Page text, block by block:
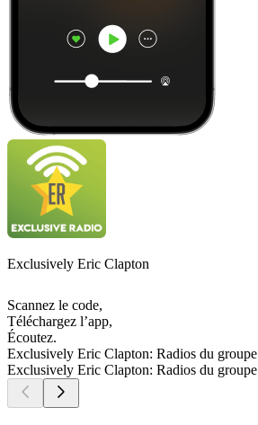
Exclusively Eric Clapton
Scannez le code,
Téléchargez l’app,
Écoutez.
Exclusively Eric Clapton: Radios du groupe
Exclusively Eric Clapton: Radios du groupe